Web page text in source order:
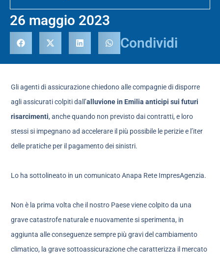
26 maggio 2023
Condividi
Gli agenti di assicurazione chiedono alle compagnie di disporre
agli assicurati colpiti dall’alluvione in Emilia anticipi sui futuri
risarcimenti, anche quando non previsto dai contratti, e loro
stessi si impegnano ad accelerare il più possibile le perizie e l’iter
delle pratiche per il pagamento dei sinistri.
Lo ha sottolineato in un comunicato Anapa Rete ImpresAgenzia.
Non è la prima volta che il nostro Paese viene colpito da una
grave catastrofe naturale e nuovamente si sperimenta, in
aggiunta alle conseguenze sempre più gravi del cambiamento
climatico, la grave sottoassicurazione che caratterizza il mercato